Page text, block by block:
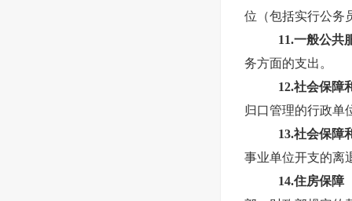
位（包括实行公务
11.一般公共
务方面的支出。
12.社会保障
归口管理的行政单
13.社会保障
事业单位开支的离
14.住房保障